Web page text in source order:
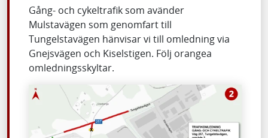
Gång- och cykeltrafik som avänder
Mulstavägen som genomfart till
Tungelstavägen hänvisar vi till omledning via
Gnejsvägen och Kiselstigen. Följ orangea
omledningsskyltar.